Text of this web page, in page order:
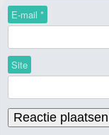
E-mail *
Site